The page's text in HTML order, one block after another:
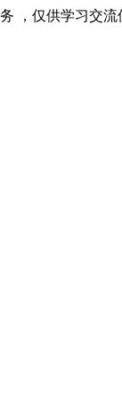
，仅供学习交